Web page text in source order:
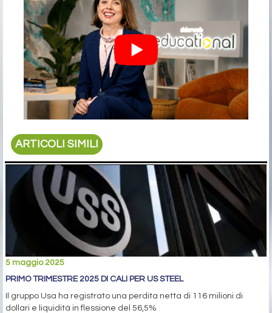
ARTICOLI SIMILI
5 maggio 2025
PRIMO TRIMESTRE 2025 DI CALI PER US STEEL
Il gruppo Usa ha registrato una perdita netta di 116 milioni di
dollari e liquidità in flessione del 56,5%